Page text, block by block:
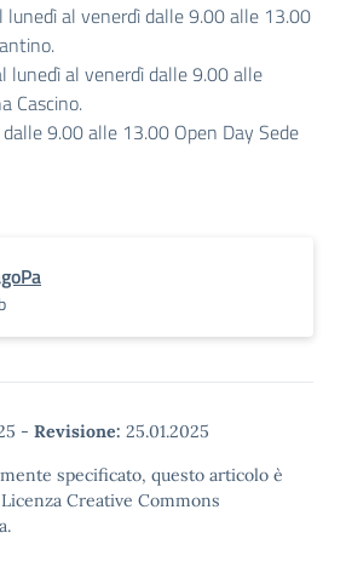
lunedì al venerdì dalle 9.00 alle 13.00
lunedì al venerdì dalle 9.00 alle
Cascino.
9.00 alle 13.00 Open Day Sede
- Revisione: 25.01.2025
specificato, questo articolo è
Creative Commons